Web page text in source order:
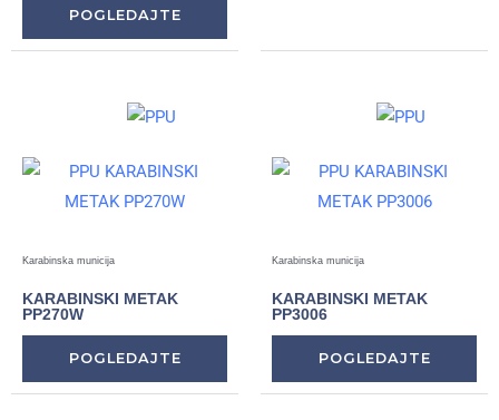
POGLEDAJTE
Karabinska municija
KARABINSKI METAK
PP270W
POGLEDAJTE
Karabinska municija
KARABINSKI METAK
PP3006
POGLEDAJTE